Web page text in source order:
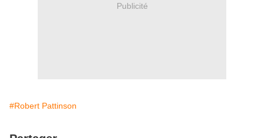
Publicité
#Robert Pattinson